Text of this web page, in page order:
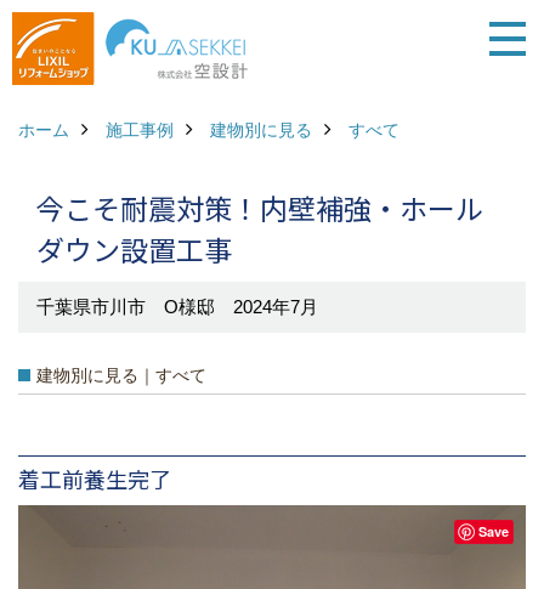
ホーム 施工事例 建物別に見る すべて
今こそ耐震対策！内壁補強・ホール
ダウン設置工事
千葉県市川市 O様邸 2024年7月
建物別に見る｜すべて
着工前養生完了
Save